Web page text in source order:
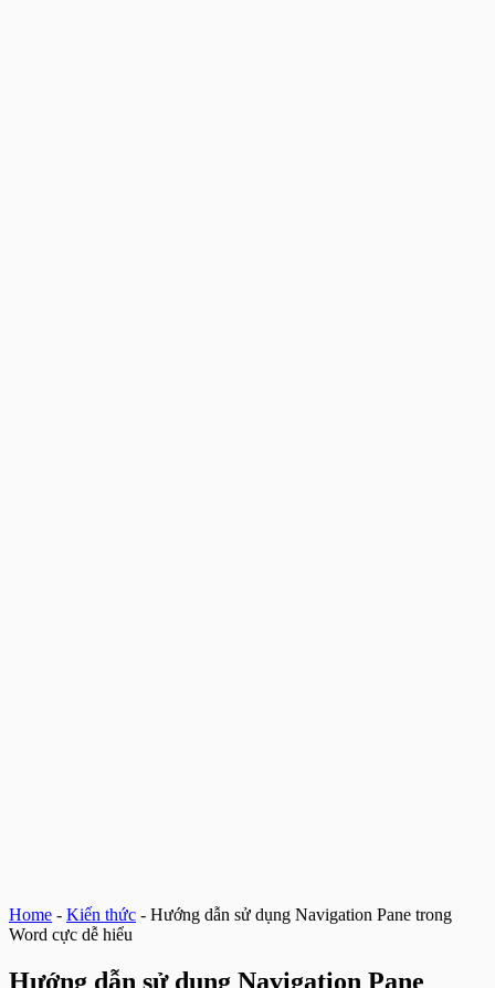
Home - Kiến thức - Hướng dẫn sử dụng Navigation Pane trong
Word cực dễ hiểu
Hướng dẫn sử dụng Navigation Pane